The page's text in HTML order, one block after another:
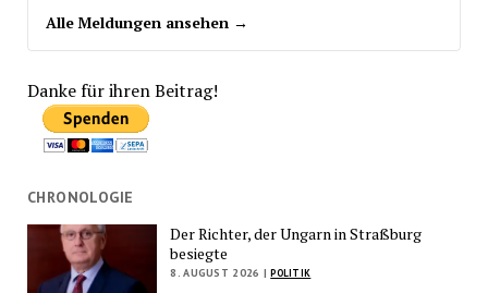
Alle Meldungen ansehen →
Danke für ihren Beitrag!
CHRONOLOGIE
Der Richter, der Ungarn in Straßburg
besiegte
8. AUGUST 2026 | POLITIK